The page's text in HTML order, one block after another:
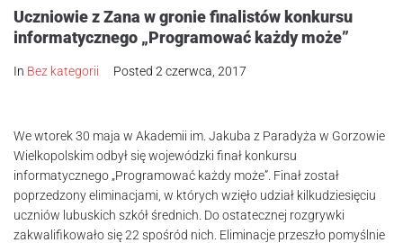
Uczniowie z Zana w gronie finalistów konkursu
informatycznego „Programować każdy może”
In Bez kategorii Posted 2 czerwca, 2017
We wtorek 30 maja w Akademii im. Jakuba z Paradyża w Gorzowie
Wielkopolskim odbył się wojewódzki finał konkursu
informatycznego „Programować każdy może”. Finał został
poprzedzony eliminacjami, w których wzięło udział kilkudziesięciu
uczniów lubuskich szkół średnich. Do ostatecznej rozgrywki
zakwalifikowało się 22 spośród nich. Eliminacje przeszło pomyślnie